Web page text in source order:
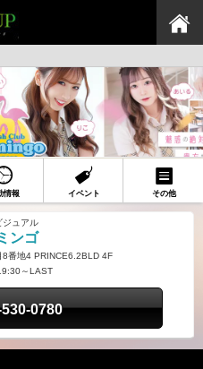
情報 イベント その他
ジュアル
ンゴ
番地4 PRINCE6.2BLD 4F
～LAST
0780